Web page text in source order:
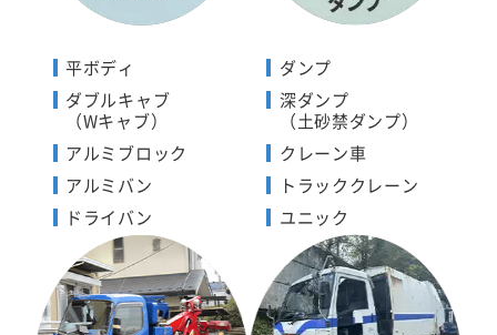
平ボディ
ダブルキャブ
（Wキャブ）
アルミブロック
アルミバン
ドライバン
ダンプ
深ダンプ
（土砂禁ダンプ）
クレーン車
トラッククレーン
ユニック